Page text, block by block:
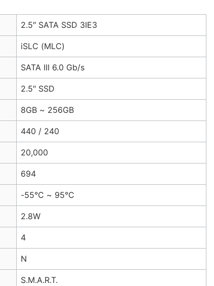
2.5″ SATA SSD 3IE3
iSLC (MLC)
SATA III 6.0 Gb/s
2.5″ SSD
8GB ~ 256GB
440 / 240
20,000
694
-55°C ~ 95°C
2.8W
4
N
S.M.A.R.T.